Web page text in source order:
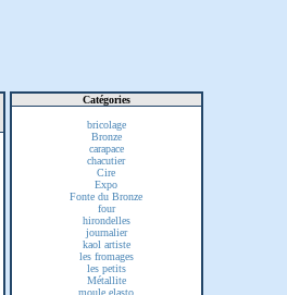
Catégories
bricolage
Bronze
carapace
chacutier
Cire
Expo
Fonte du Bronze
four
hirondelles
journalier
kaol artiste
les fromages
les petits
Métallite
moule elasto